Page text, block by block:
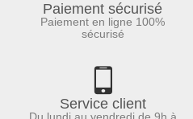
Paiement sécurisé
Paiement en ligne 100%
sécurisé
Service client